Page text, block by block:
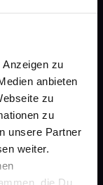
zu
anbieten
zu
zu
unsere Partner
weiter.